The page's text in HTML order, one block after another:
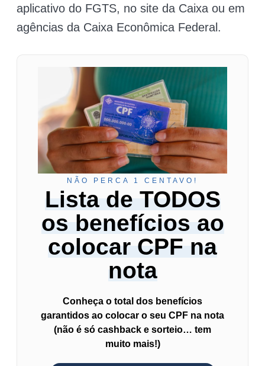
aplicativo do FGTS, no site da Caixa ou em
agências da Caixa Econômica Federal.
NÃO PERCA 1 CENTAVO!
Lista de TODOS
os benefícios ao
colocar CPF na
nota
Conheça o total dos benefícios
garantidos ao colocar o seu CPF na nota
(não é só cashback e sorteio… tem
muito mais!)